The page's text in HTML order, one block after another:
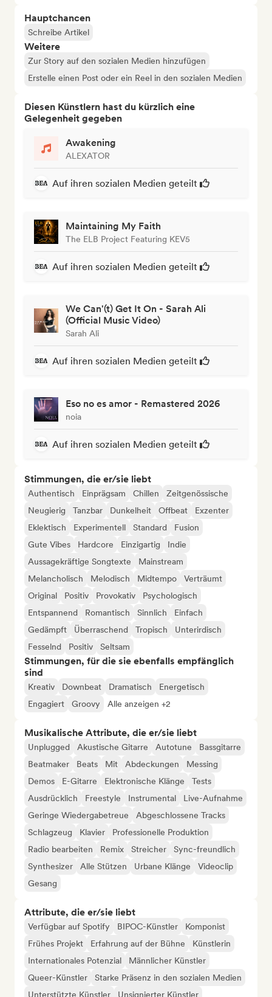
Hauptchancen
Schreibe Artikel
Weitere
Zur Story auf den sozialen Medien hinzufügen
Erstelle einen Post oder ein Reel in den sozialen Medien
Diesen Künstlern hast du kürzlich eine
Gelegenheit gegeben
Awakening
ALEXATOR
Auf ihren sozialen Medien geteilt
Maintaining My Faith
The ELB Project Featuring KEV5
Auf ihren sozialen Medien geteilt
We Can'(t) Get It On - Sarah Ali
(Official Music Video)
Sarah Ali
Auf ihren sozialen Medien geteilt
Eso no es amor - Remastered 2026
noia
Auf ihren sozialen Medien geteilt
Stimmungen, die er/sie liebt
Authentisch Einprägsam Chillen
Zeitgenössische
Neugierig
Tanzbar Dunkelheit Offbeat
Exzenter
Eklektisch
Experimentell Standard
Fusion
Gute Vibes
Hardcore Einzigartig
Indie
Aussagekräftige Songtexte
Mainstream
Melancholisch
Melodisch Midtempo
Verträumt
Original
Positiv Provokativ
Psychologisch
Entspannend
Romantisch Sinnlich
Einfach
Gedämpft
Überraschend Tropisch
Unterirdisch
Fesselnd
Positiv Seltsam
Stimmungen, für die sie ebenfalls empfänglich
sind
Kreativ Downbeat Dramatisch
Energetisch
Engagiert
Groovy Alle anzeigen +2
Musikalische Attribute, die er/sie liebt
Unplugged Akustische Gitarre Autotune
Bassgitarre
Beatmaker
Beats Mit Abdeckungen
Messing
Demos
E-Gitarre Elektronische Klänge
Tests
Ausdrücklich
Freestyle Instrumental
Live-Aufnahme
Geringe Wiedergabetreue
Abgeschlossene Tracks
Schlagzeug
Klavier
Professionelle Produktion
Radio bearbeiten
Remix Streicher
Sync-freundlich
Synthesizer
Alle Stützen Urbane Klänge
Videoclip
Gesang
Attribute, die er/sie liebt
Verfügbar auf Spotify BIPOC-Künstler
Komponist
Frühes Projekt
Erfahrung auf der Bühne
Künstlerin
Internationales Potenzial
Männlicher Künstler
Queer-Künstler
Starke Präsenz in den sozialen Medien
Unterstützte Künstler
Unsignierter Künstler